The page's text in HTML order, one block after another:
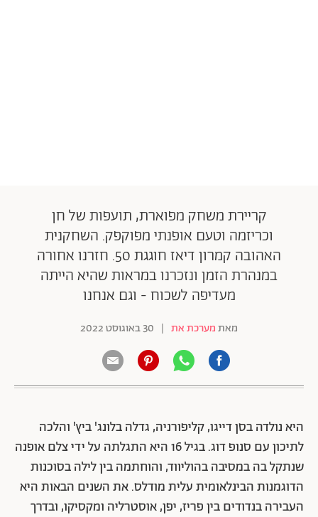
קריירת משחק מפוארת, תועפות של חן
וכריזמה וטעם אופנתי מפוקפק. השחקנית
האהובה קמרון דיאז חוגגת 50. חזרנו אחורה
במנהרת הזמן ונזכרנו במראות שהיא הייתה
מעדיפה לשכוח - וגם אנחנו
מאתמערכת את | 30 באוגוסט 2022
היא נולדה בסן דייגו, קליפורניה, גדלה בלונג' ביץ' והלכה
לתיכון עם סנופ דוג. בגיל 16 היא התגלתה על ידי צלם אופנה
שנתקל בה במסיבה בהוליווד, והוחתמה בין לילה בסוכנות
הדוגמנות הבינלאומית עלית מודלס. את השנים הבאות היא
העבירה בנדודים בין פריז, יפן, אוסטרליה ומקסיקו, ובדרך